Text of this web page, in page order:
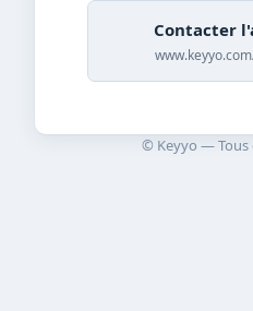
Contacter
© Keyyo — Tous